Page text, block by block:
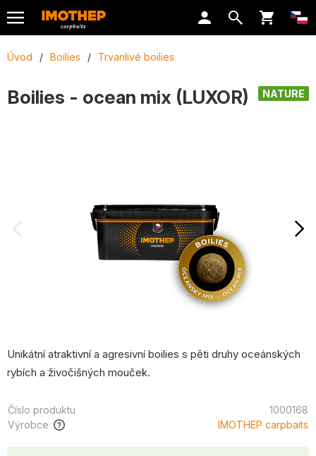
Úvod / Boilies / Trvanlivé boilies
NATURE
Boilies - ocean mix (LUXOR)
Unikátní atraktivní a agresivní boilies s pěti druhy oceánských
rybích a živočišných mouček.
Číslo produktu
1000168
Výrobce
IMOTHEP carpbaits